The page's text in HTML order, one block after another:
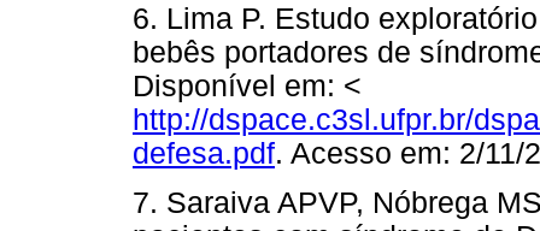
6. Lima P. Estudo
bebês portadores de
Disponível em: <
http://dspace.c3sl.ufpr.br/
defesa.pdf. Acesso em: 2/
7. Saraiva APVP, Nóbrega